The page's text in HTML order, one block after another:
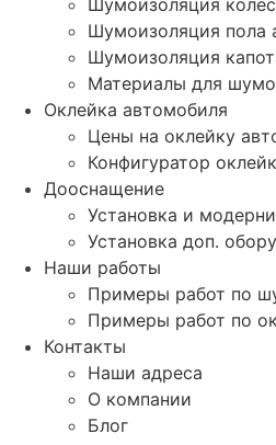
Шумоизоляция пола
Шумоизоляция
Материалы для
Оклейка автомобиля
Цены на оклейку
Конфигуратор
Дооснащение
Установка и
Установка доп.
Наши работы
Примеры работ по
Примеры работ по
Контакты
Наши адреса
О компании
Блог